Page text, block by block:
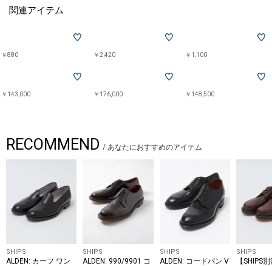
関連アイテム
￥880 ￥2,420 ￥1,100
￥143,000 ￥176,000 ￥148,500
RECOMMEND / あなたにおすすめのアイテム
SHIPS
ALDEN: カーフ ワン
SHIPS
ALDEN: 990/9901 コ
SHIPS
ALDEN: コードバン V
SHIPS
【SHIPS